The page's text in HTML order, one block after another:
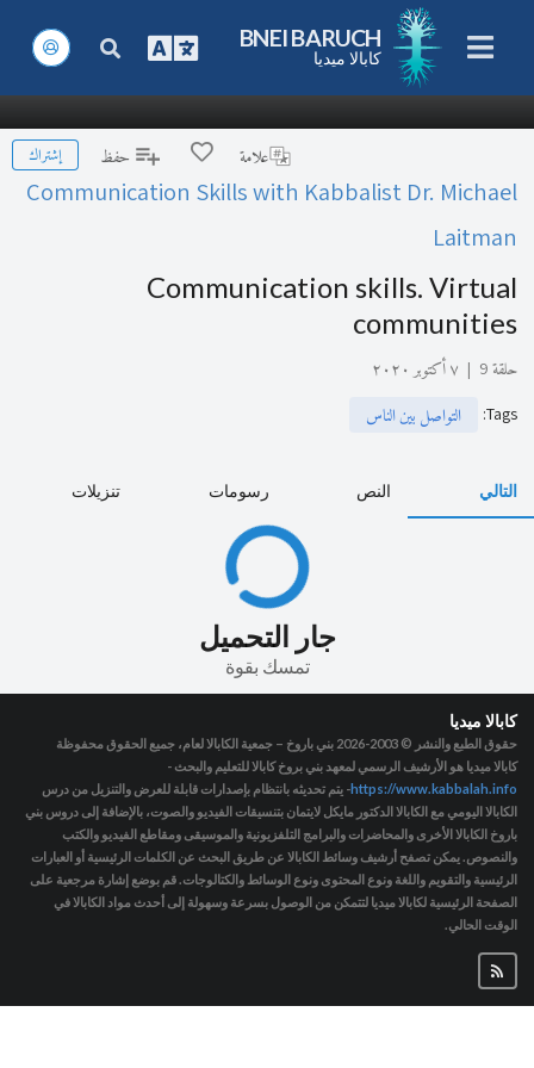
BNEI BARUCH
كابالا ميديا
علامة حفظ إشتراك
Communication Skills with Kabbalist Dr. Michael
Laitman
Communication skills. Virtual
communities
حلقة 9 | ٧ أكتوبر ٢٠٢٠
Tags
: التواصل بين الناس
التالي النص رسومات تنزيلات
جار التحميل
تمسك بقوة
كابالا ميديا
حقوق الطبع والنشر © 2003-2026
بني باروخ – جمعية الكابالا لعام، جميع الحقوق محفوظة
كابالا ميديا هو الأرشيف الرسمي لمعهد بني بروخ كابالا للتعليم والبحث -
https://www.kabbalah.info- يتم تحديثه بانتظام بإصدارات قابلة للعرض والتنزيل من درس
الكابالا اليومي مع الكابالا الدكتور مايكل لايتمان بتنسيقات الفيديو والصوت، بالإضافة إلى دروس بني
باروخ الكابالا الأخرى والمحاضرات والبرامج التلفزيونية والموسيقى ومقاطع الفيديو والكتب
والنصوص. يمكن تصفح أرشيف وسائط الكابالا عن طريق البحث عن الكلمات الرئيسية أو العبارات
الرئيسية والتقويم واللغة ونوع المحتوى ونوع الوسائط والكتالوجات. قم بوضع إشارة مرجعية على
الصفحة الرئيسية لكابالا ميديا لتتمكن من الوصول بسرعة وسهولة إلى أحدث مواد الكابالا في
الوقت الحالي.